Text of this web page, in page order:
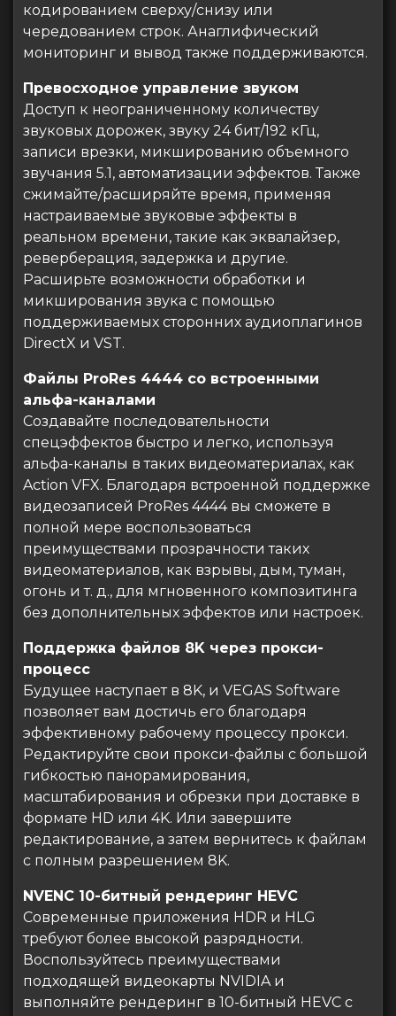
кодированием сверху/снизу или
чередованием строк. Анаглифический
мониторинг и вывод также поддерживаются.
Превосходное управление звуком
Доступ к неограниченному количеству
звуковых дорожек, звуку 24 бит/192 кГц,
записи врезки, микшированию объемного
звучания 5.1, автоматизации эффектов. Также
сжимайте/расширяйте время, применяя
настраиваемые звуковые эффекты в
реальном времени, такие как эквалайзер,
реверберация, задержка и другие.
Расширьте возможности обработки и
микширования звука с помощью
поддерживаемых сторонних аудиоплагинов
DirectX и VST.
Файлы ProRes 4444 со встроенными
альфа-каналами
Создавайте последовательности
спецэффектов быстро и легко, используя
альфа-каналы в таких видеоматериалах, как
Action VFX. Благодаря встроенной поддержке
видеозаписей ProRes 4444 вы сможете в
полной мере воспользоваться
преимуществами прозрачности таких
видеоматериалов, как взрывы, дым, туман,
огонь и т. д., для мгновенного композитинга
без дополнительных эффектов или настроек.
Поддержка файлов 8K через прокси-
процесс
Будущее наступает в 8K, и VEGAS Software
позволяет вам достичь его благодаря
эффективному рабочему процессу прокси.
Редактируйте свои прокси-файлы с большой
гибкостью панорамирования,
масштабирования и обрезки при доставке в
формате HD или 4K. Или завершите
редактирование, а затем вернитесь к файлам
с полным разрешением 8K.
NVENC 10-битный рендеринг HEVC
Современные приложения HDR и HLG
требуют более высокой разрядности.
Воспользуйтесь преимуществами
подходящей видеокарты NVIDIA и
выполняйте рендеринг в 10-битный HEVC с